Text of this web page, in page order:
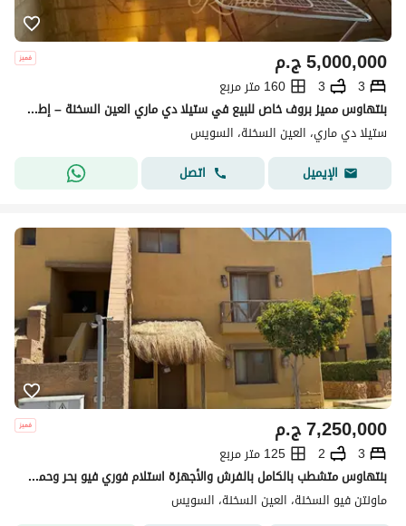
ج.م5,000,000
3
3
160 متر مربع
بنتهاوس مميز بروف خاص للبيع في ستيلا دي ماري العين السخنة – إطلالة جولف بانورامية
ستيلا دي ماري، العين السخنة، السويس
الإيميل
اتصل
ج.م7,250,000
3
2
125 متر مربع
بنتهاوس متشطب بالكامل بالفرش والأجهزة استلام فوري فيو بحر وحمام سباحة ريسيل في ماونتن فيو 1 العين السخنة MV 1 Ain Sokhnaبالقرب من طريق بورتو السخنة
ماونتن فيو السخنة، العين السخنة، السويس